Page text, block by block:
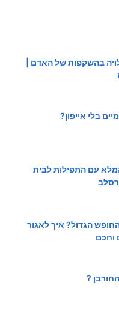
בהשקפות של האדם |
בלי אייפון?
עם התפילות לבית
הגדול? איך לאגור
וחכם
?